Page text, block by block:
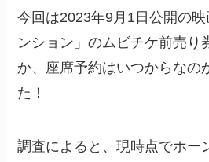
今回は2023年9月1日公開の
ンション」のムビチケ前売り
か、座席予約はいつからなの
た！
調査によると、現時点でホー